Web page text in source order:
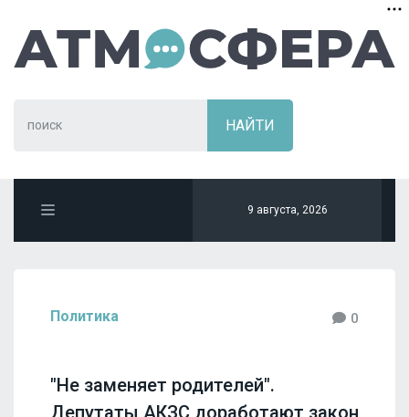
9 августа, 2026
Политика 0
"Не заменяет родителей".
Депутаты АКЗС доработают закон